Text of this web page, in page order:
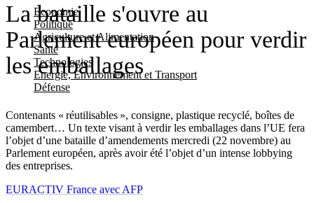
Economie
Politique
Agriculture et Alimentation
Santé
Technologies
Energie, Environnement et Transport
Défense
La bataille s'ouvre au
Parlement européen pour verdir
les emballages
Contenants « réutilisables », consigne, plastique recyclé, boîtes de
camembert… Un texte visant à verdir les emballages dans l’UE fera
l’objet d’une bataille d’amendements mercredi (22 novembre) au
Parlement européen, après avoir été l’objet d’un intense lobbying
des entreprises.
EURACTIV France avec AFP